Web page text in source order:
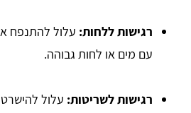
רגישות ללחות: עלול להתנפח
עם מים או לחות גבוהה.
רגישות לשריטות: עלול